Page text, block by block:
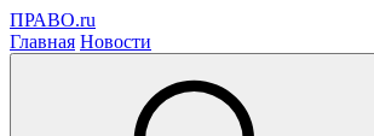
ПРАВО.ru
Главная Новости